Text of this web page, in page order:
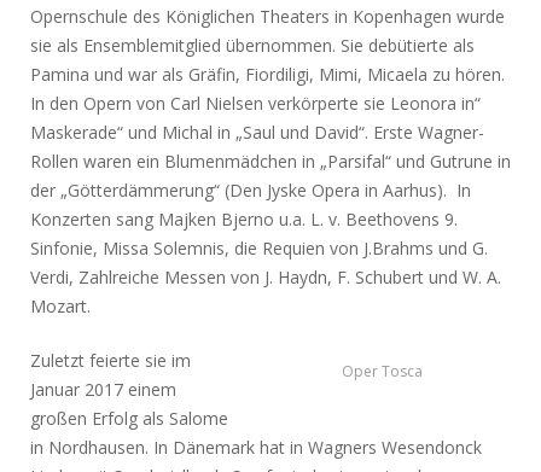
Opernschule des Königlichen Theaters in Kopenhagen wurde
sie als Ensemblemitglied übernommen. Sie debütierte als
Pamina und war als Gräfin, Fiordiligi, Mimi, Micaela zu hören.
In den Opern von Carl Nielsen verkörperte sie Leonora in“
Maskerade“ und Michal in „Saul und David“. Erste Wagner-
Rollen waren ein Blumenmädchen in „Parsifal“ und Gutrune in
der „Götterdämmerung“ (Den Jyske Opera in Aarhus). In
Konzerten sang Majken Bjerno u.a. L. v. Beethovens 9.
Sinfonie, Missa Solemnis, die Requien von J.Brahms und G.
Verdi, Zahlreiche Messen von J. Haydn, F. Schubert und W. A.
Mozart.
Oper Tosca
Zuletzt feierte sie im
Januar 2017 einem
großen Erfolg als Salome
in Nordhausen. In Dänemark hat in Wagners Wesendonck